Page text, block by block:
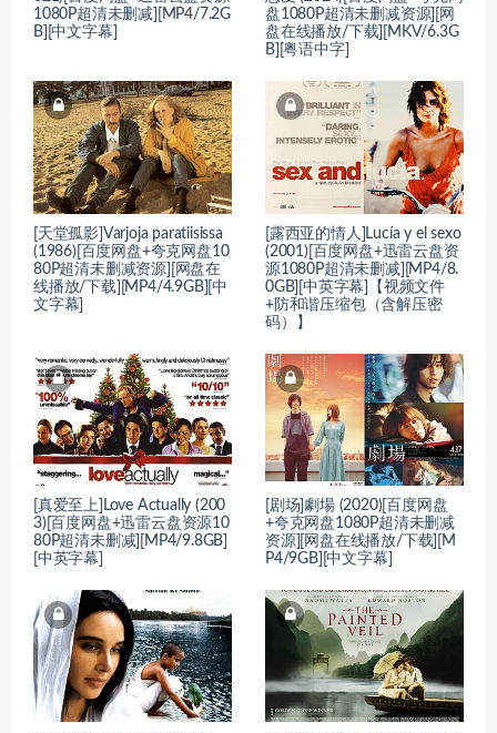
1080P超清未删减][MP4/7.2G
B][中文字幕]
盘1080P超清未删减资源][网
盘在线播放/下载][MKV/6.3G
B][粤语中字]
[天堂孤影]Varjoja paratiisissa
(1986)[百度网盘+夸克网盘10
80P超清未删减资源][网盘在
线播放/下载][MP4/4.9GB][中
文字幕]
[露西亚的情人]Lucía y el sexo
(2001)[百度网盘+迅雷云盘资
源1080P超清未删减][MP4/8.
0GB][中英字幕]【视频文件
+防和谐压缩包（含解压密
码）】
[真爱至上]Love Actually (200
3)[百度网盘+迅雷云盘资源10
80P超清未删减][MP4/9.8GB]
[中英字幕]
[剧场]劇場 (2020)[百度网盘
+夸克网盘1080P超清未删减
资源][网盘在线播放/下载][M
P4/9GB][中文字幕]